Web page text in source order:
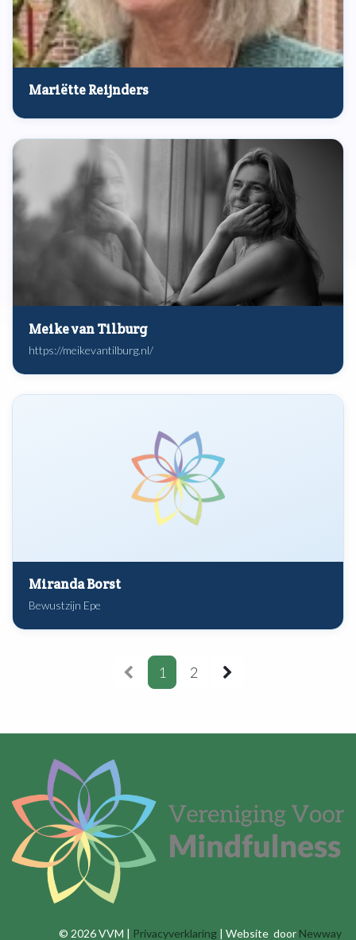
Mariëtte Reijnders
Meike van Tilburg
https://meikevantilburg.nl/
Miranda Borst
Bewustzijn Epe
1 2
© 2026 VVM | Privacyverklaring | Website door Newway